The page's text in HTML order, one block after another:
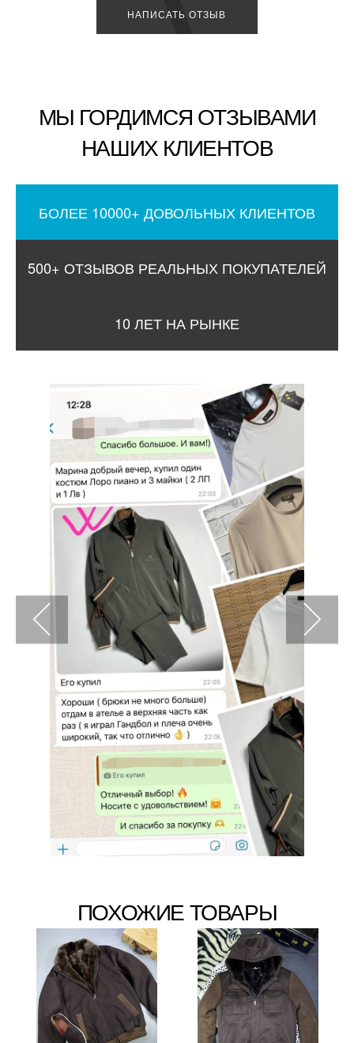
НАПИСАТЬ ОТЗЫВ
МЫ ГОРДИМСЯ ОТЗЫВАМИ
НАШИХ КЛИЕНТОВ
БОЛЕЕ 10000+ ДОВОЛЬНЫХ КЛИЕНТОВ
500+ ОТЗЫВОВ РЕАЛЬНЫХ ПОКУПАТЕЛЕЙ
10 ЛЕТ НА РЫНКЕ
ПОХОЖИЕ ТОВАРЫ